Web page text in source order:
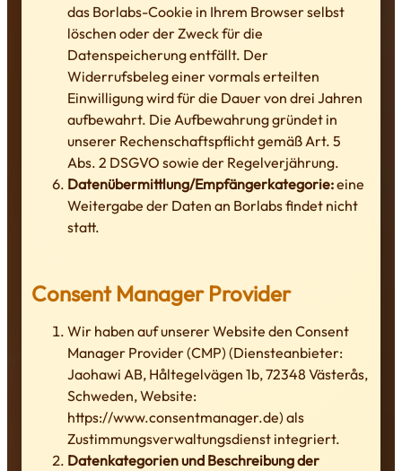
das Borlabs-Cookie in Ihrem Browser selbst
löschen oder der Zweck für die
Datenspeicherung entfällt. Der
Widerrufsbeleg einer vormals erteilten
Einwilligung wird für die Dauer von drei Jahren
aufbewahrt. Die Aufbewahrung gründet in
unserer Rechenschaftspflicht gemäß Art. 5
Abs. 2 DSGVO sowie der Regelverjährung.
Datenübermittlung/Empfängerkategorie:eine
Weitergabe der Daten an Borlabs findet nicht
statt.
Consent Manager Provider
Wir haben auf unserer Website den Consent
Manager Provider (CMP) (Diensteanbieter:
Jaohawi AB, Håltegelvägen 1b, 72348 Västerås,
Schweden, Website:
https://www.consentmanager.de) als
Zustimmungsverwaltungsdienst integriert.
Datenkategorien und Beschreibung der